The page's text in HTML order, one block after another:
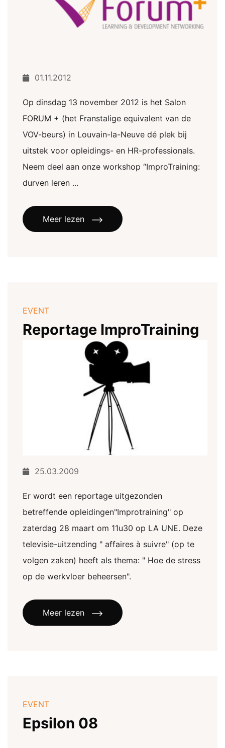
01.11.2012
Op dinsdag 13 november 2012 is het Salon
FORUM + (het Franstalige equivalent van de
VOV-beurs) in Louvain-la-Neuve dé plek bij
uitstek voor opleidings- en HR-professionals.
Neem deel aan onze workshop “ImproTraining:
durven leren ...
Meer lezen
EVENT
Reportage ImproTraining
25.03.2009
Er wordt een reportage uitgezonden
betreffende opleidingen"Improtraining" op
zaterdag 28 maart om 11u30 op LA UNE. Deze
televisie-uitzending " affaires à suivre" (op te
volgen zaken) heeft als thema: " Hoe de stress
op de werkvloer beheersen".
Meer lezen
EVENT
Epsilon 08